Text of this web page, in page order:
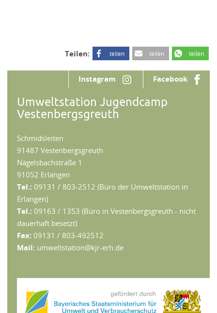
Teilen: teilen teilen teilen
Instagram Facebook
Umweltstation Jugendcamp
Vestenbergsgreuth
Schmidsleiten
91487 Vestenbergsgreuth
Nägelsbachstraße 1
91052 Erlangen
Tel.: 09131 / 803-2512 (Büro der Umweltstation in
Erlangen)
Tel.: 09163 / 1353 (Büro in Vestenbergsgreuth - nicht
dauerhaft besetzt)
Fax: 09131 / 803-492512
Mail: umweltstation@kjr-erh.de